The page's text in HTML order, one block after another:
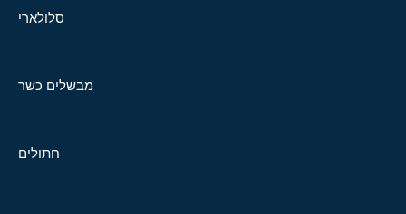
סלולארי
מבשלים כשר
חתולים